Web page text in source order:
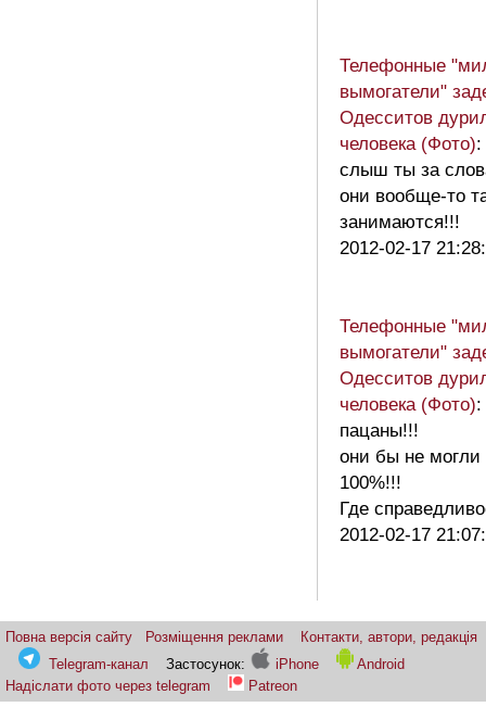
Телефонные
вымогатели"
Одесситов
человека (Фото):
слыш ты за
они вообще-то
занимаются!!!
2012-02-17
Телефонные
вымогатели"
Одесситов
человека (Фото):
пацаны!!!
они бы не могли
100%!!!
Где
2012-02-17
Повна версія сайту Розміщення реклами
Контакти, автори, редакція
Telegram-канал
Застосунок: iPhone
Android
Надіслати фото через telegram
Patreon